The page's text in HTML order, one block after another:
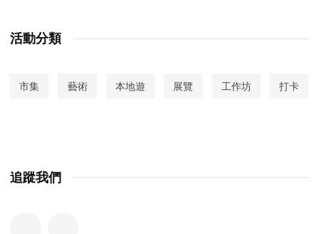
活動分類
市集 藝術 本地遊 展覽 工作坊 打卡
追蹤我們